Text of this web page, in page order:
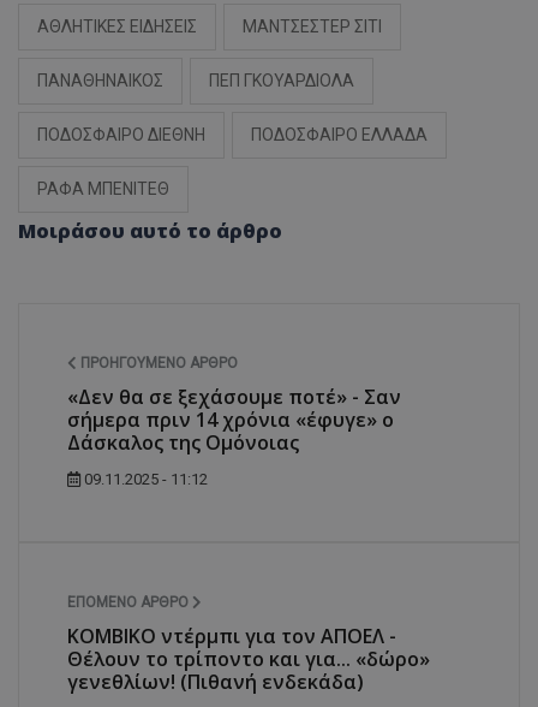
ΑΘΛΗΤΙΚΕΣ ΕΙΔΗΣΕΙΣ ΜΑΝΤΣΕΣΤΕΡ ΣΙΤΙ
ΠΑΝΑΘΗΝΑΙΚΟΣ ΠΕΠ ΓΚΟΥΑΡΔΙΟΛΑ
ΠΟΔΟΣΦΑΙΡΟ ΔΙΕΘΝΗ ΠΟΔΟΣΦΑΙΡΟ ΕΛΛΑΔΑ
ΡΑΦΑ ΜΠΕΝΙΤΕΘ
Μοιράσου αυτό το άρθρο
ΠΡΟΗΓΟΎΜΕΝΟ ΆΡΘΡΟ
«Δεν θα σε ξεχάσουμε ποτέ» - Σαν
σήμερα πριν 14 χρόνια «έφυγε» ο
Δάσκαλος της Ομόνοιας
09.11.2025 - 11:12
ΕΠΌΜΕΝΟ ΆΡΘΡΟ
ΚΟΜΒΙΚΟ ντέρμπι για τον ΑΠΟΕΛ -
Θέλουν το τρίποντο και για... «δώρο»
γενεθλίων! (Πιθανή ενδεκάδα)